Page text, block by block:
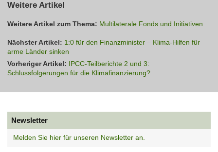
Weitere Artikel
Weitere Artikel zum Thema: Multilaterale Fonds und Initiativen
Nächster Artikel: 1:0 für den Finanzminister – Klima-Hilfen für
arme Länder sinken
Vorheriger Artikel: IPCC-Teilberichte 2 und 3:
Schlussfolgerungen für die Klimafinanzierung?
Newsletter
Melden Sie hier für unseren Newsletter an.